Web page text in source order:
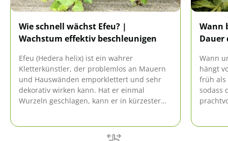
Wie schnell wächst Efeu? |
Wachstum effektiv beschleunigen
Efeu (Hedera helix) ist ein wahrer
Kletterkünstler, der problemlos an Mauern
und Hauswänden emporklettert und sehr
dekorativ wirken kann. Hat er einmal
Wurzeln geschlagen, kann er in kürzester
Wann
Dauer
Wann
hängt
früh als
sodass